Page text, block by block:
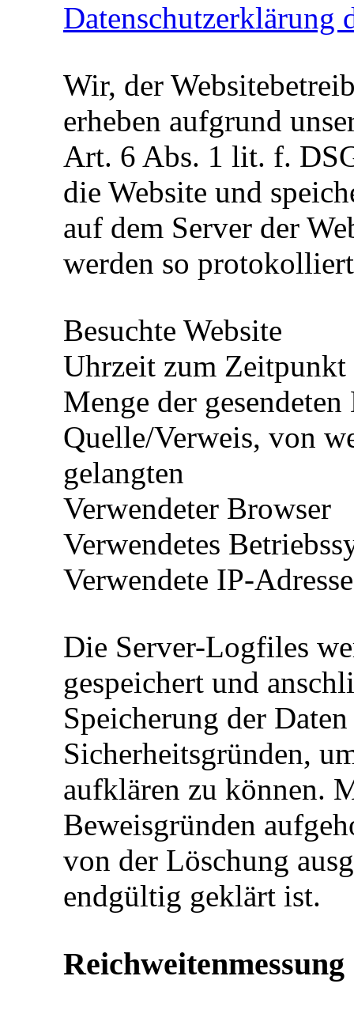
Datenschutzerklärung
Wir, der
erheben aufgrund
Art. 6 Abs. 1 lit. f.
die Website und
auf dem Server der
werden so
Besuchte Website
Uhrzeit zum Zeitpunkt
Menge der
Quelle/Verweis, von
gelangten
Verwendeter Browser
Verwendetes
Verwendete IP-Adresse
Die Server-Logfiles
gespeichert und
Speicherung der
Sicherheitsgründen,
aufklären zu können.
Beweisgründen
von der Löschung
endgültig geklärt ist.